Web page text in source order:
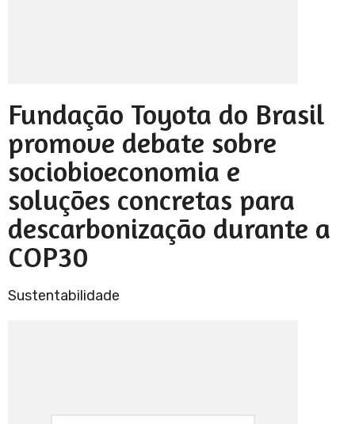
Fundação Toyota do Brasil
promove debate sobre
sociobioeconomia e
soluções concretas para
descarbonização durante a
COP30
Sustentabilidade